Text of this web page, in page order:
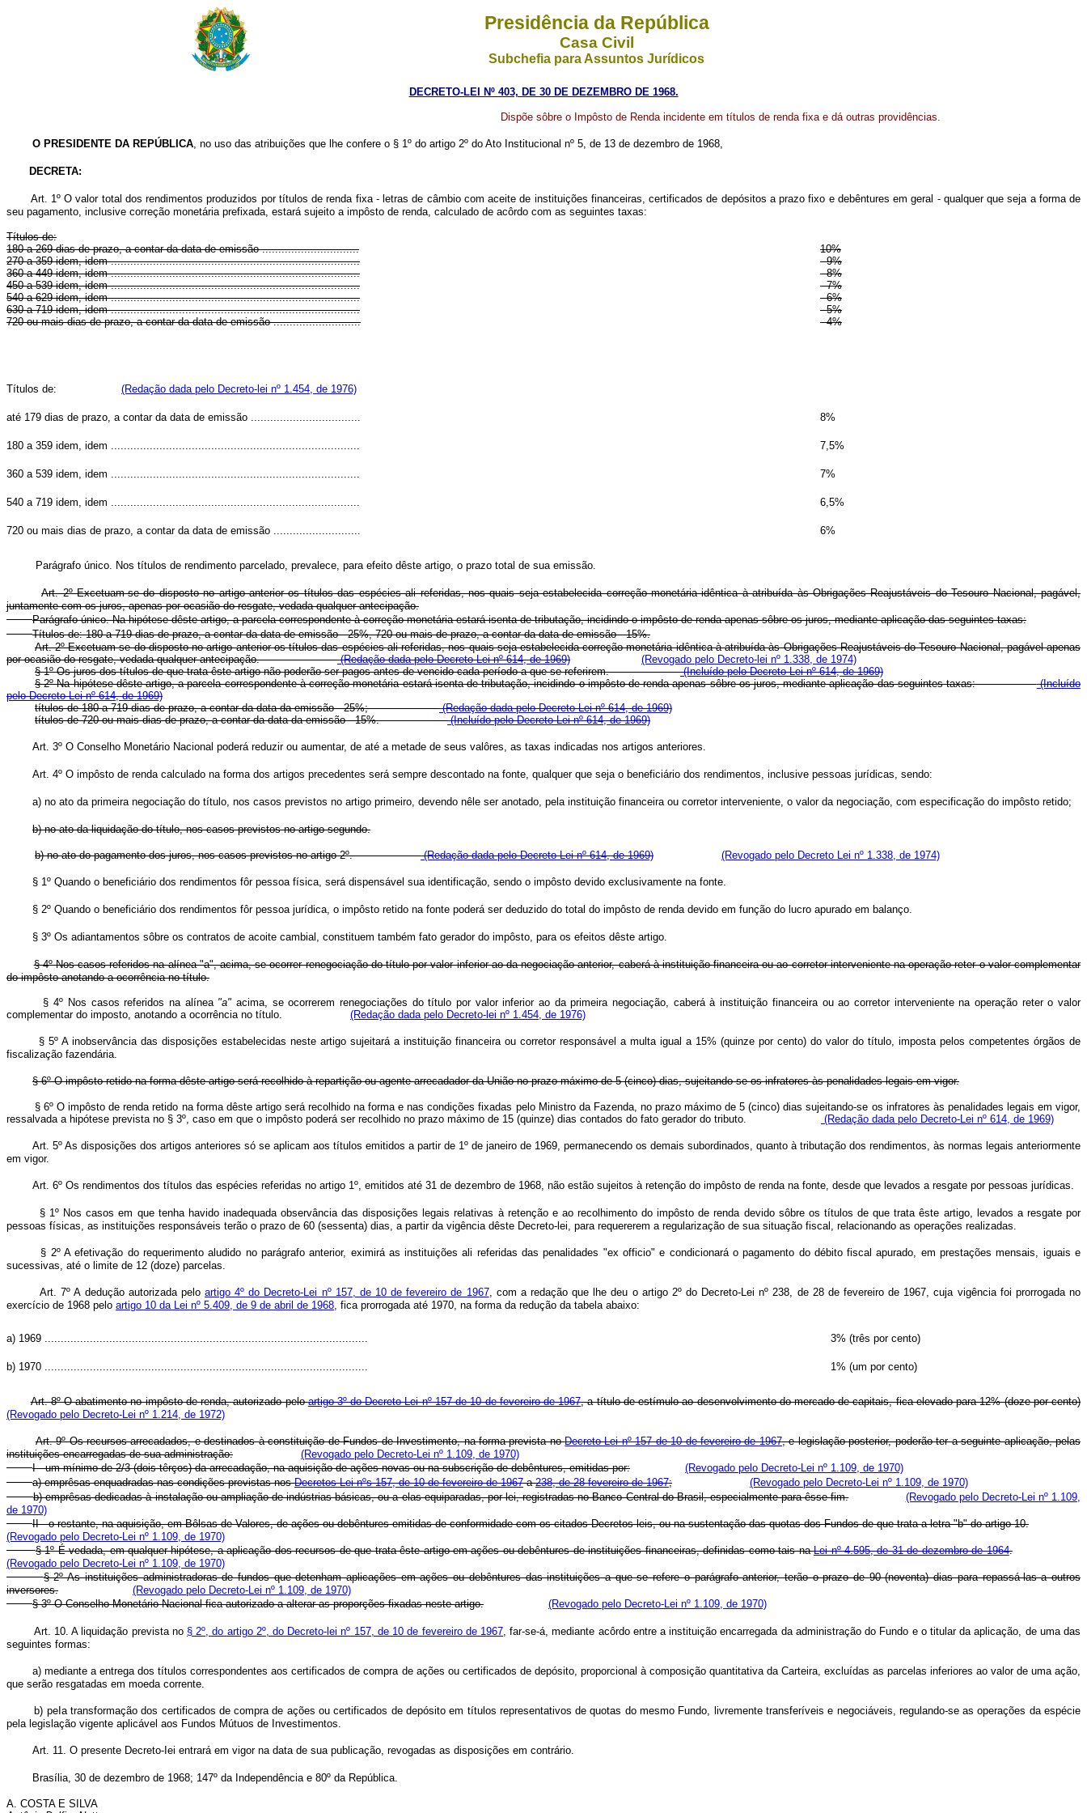
Presidência da República
Casa Civil
Subchefia para Assuntos Jurídicos
DECRETO-LEI Nº 403, DE 30 DE DEZEMBRO DE 1968.
Dispõe sôbre o Impôsto de Renda incidente em títulos de renda fixa e dá outras providências.
O PRESIDENTE DA REPÚBLICA, no uso das atribuições que lhe confere o § 1º do artigo 2º do Ato Institucional nº 5, de 13 de dezembro de 1968,
DECRETA:
Art. 1º O valor total dos rendimentos produzidos por títulos de renda fixa - letras de câmbio com aceite de instituições financeiras, certificados de depósitos a prazo fixo e debêntures em geral - qualquer que seja a forma de
seu pagamento, inclusive correção monetária prefixada, estará sujeito a impôsto de renda, calculado de acôrdo com as seguintes taxas:
Títulos de:
180 a 269 dias de prazo, a contar da data de emissão ..............................
10%
270 a 359 idem, idem .............................................................................
9%
360 a 449 idem, idem .............................................................................
8%
450 a 539 idem, idem .............................................................................
7%
540 a 629 idem, idem .............................................................................
6%
630 a 719 idem, idem .............................................................................
5%
720 ou mais dias de prazo, a contar da data de emissão ...........................
4%
Títulos de: (Redação dada pelo Decreto-lei nº 1.454, de 1976)
até 179 dias de prazo, a contar da data de emissão .................................. 8%
180 a 359 idem, idem ............................................................................. 7,5%
360 a 539 idem, idem ............................................................................. 7%
540 a 719 idem, idem ............................................................................. 6,5%
720 ou mais dias de prazo, a contar da data de emissão ........................... 6%
Parágrafo único. Nos títulos de rendimento parcelado, prevalece, para efeito dêste artigo, o prazo total de sua emissão.
Art. 2º Excetuam-se do disposto no artigo anterior os títulos das espécies ali referidas, nos quais seja estabelecida correção monetária idêntica à atribuída às Obrigações Reajustáveis do Tesouro Nacional, pagável,
juntamente com os juros, apenas por ocasião do resgate, vedada qualquer antecipação.
Parágrafo único. Na hipótese dêste artigo, a parcela correspondente à correção monetária estará isenta de tributação, incidindo o impôsto de renda apenas sôbre os juros, mediante aplicação das seguintes taxas:
Títulos de: 180 a 719 dias de prazo, a contar da data de emissão - 25%, 720 ou mais de prazo, a contar da data de emissão - 15%.
Art. 2º Excetuam-se do disposto no artigo anterior os títulos das espécies ali referidas, nos quais seja estabelecida correção monetária idêntica à atribuída às Obrigações Reajustáveis do Tesouro Nacional, pagável apenas
por ocasião do resgate, vedada qualquer antecipação.(Redação dada pelo Decreto-Lei nº 614, de 1969)
(Revogado pelo Decreto-lei nº 1.338, de 1974)
§ 1º Os juros dos títulos de que trata êste artigo não poderão ser pagos antes de vencido cada período a que se referirem.(Incluído pelo Decreto-Lei nº 614, de 1969)
§ 2º Na hipótese dêste artigo, a parcela correspondente à correção monetária estará isenta de tributação, incidindo o impôsto de renda apenas sôbre os juros, mediante aplicação das seguintes taxas:(Incluído
pelo Decreto-Lei nº 614, de 1969)
títulos de 180 a 719 dias de prazo, a contar da data da emissão - 25%;(Redação dada pelo Decreto-Lei nº 614, de 1969)
títulos de 720 ou mais dias de prazo, a contar da data da emissão - 15%.(Incluído pelo Decreto-Lei nº 614, de 1969)
Art. 3º O Conselho Monetário Nacional poderá reduzir ou aumentar, de até a metade de seus valôres, as taxas indicadas nos artigos anteriores.
Art. 4º O impôsto de renda calculado na forma dos artigos precedentes será sempre descontado na fonte, qualquer que seja o beneficiário dos rendimentos, inclusive pessoas jurídicas, sendo:
a) no ato da primeira negociação do título, nos casos previstos no artigo primeiro, devendo nêle ser anotado, pela instituição financeira ou corretor interveniente, o valor da negociação, com especificação do impôsto retido;
b) no ato da liquidação do título, nos casos previstos no artigo segundo.
b) no ato do pagamento dos juros, nos casos previstos no artigo 2º.(Redação dada pelo Decreto-Lei nº 614, de 1969) (Revogado pelo Decreto Lei nº 1.338, de 1974)
§ 1º Quando o beneficiário dos rendimentos fôr pessoa física, será dispensável sua identificação, sendo o impôsto devido exclusivamente na fonte.
§ 2º Quando o beneficiário dos rendimentos fôr pessoa jurídica, o impôsto retido na fonte poderá ser deduzido do total do impôsto de renda devido em função do lucro apurado em balanço.
§ 3º Os adiantamentos sôbre os contratos de acoite cambial, constituem também fato gerador do impôsto, para os efeitos dêste artigo.
§ 4º Nos casos referidos na alínea "a", acima, se ocorrer renegociação do título por valor inferior ao da negociação anterior, caberá à instituição financeira ou ao corretor interveniente na operação reter o valor complementar
do impôsto anotando a ocorrência no título.
§ 4º Nos casos referidos na alínea "a" acima, se ocorrerem renegociações do título por valor inferior ao da primeira negociação, caberá à instituição financeira ou ao corretor interveniente na operação reter o valor
complementar do imposto, anotando a ocorrência no título. (Redação dada pelo Decreto-lei nº 1.454, de 1976)
§ 5º A inobservância das disposições estabelecidas neste artigo sujeitará a instituição financeira ou corretor responsável a multa igual a 15% (quinze por cento) do valor do título, imposta pelos competentes órgãos de
fiscalização fazendária.
§ 6º O impôsto retido na forma dêste artigo será recolhido à repartição ou agente arrecadador da União no prazo máximo de 5 (cinco) dias, sujeitando-se os infratores às penalidades legais em vigor.
§ 6º O impôsto de renda retido na forma dêste artigo será recolhido na forma e nas condições fixadas pelo Ministro da Fazenda, no prazo máximo de 5 (cinco) dias sujeitando-se os infratores às penalidades legais em vigor,
ressalvada a hipótese prevista no § 3º, caso em que o impôsto poderá ser recolhido no prazo máximo de 15 (quinze) dias contados do fato gerador do tributo.
(Redação dada pelo Decreto-Lei nº 614, de 1969)
Art. 5º As disposições dos artigos anteriores só se aplicam aos títulos emitidos a partir de 1º de janeiro de 1969, permanecendo os demais subordinados, quanto à tributação dos rendimentos, às normas legais anteriormente
em vigor.
Art. 6º Os rendimentos dos títulos das espécies referidas no artigo 1º, emitidos até 31 de dezembro de 1968, não estão sujeitos à retenção do impôsto de renda na fonte, desde que levados a resgate por pessoas jurídicas.
§ 1º Nos casos em que tenha havido inadequada observância das disposições legais relativas à retenção e ao recolhimento do impôsto de renda devido sôbre os títulos de que trata êste artigo, levados a resgate por
pessoas físicas, as instituições responsáveis terão o prazo de 60 (sessenta) dias, a partir da vigência dêste Decreto-lei, para requererem a regularização de sua situação fiscal, relacionando as operações realizadas.
§ 2º A efetivação do requerimento aludido no parágrafo anterior, eximirá as instituições ali referidas das penalidades "ex officio" e condicionará o pagamento do débito fiscal apurado, em prestações mensais, iguais e
sucessivas, até o limite de 12 (doze) parcelas.
Art. 7º A dedução autorizada peloartigo 4º do Decreto-Lei nº 157, de 10 de fevereiro de 1967, com a redação que lhe deu o artigo 2º do Decreto-Lei nº 238, de 28 de fevereiro de 1967, cuja vigência foi prorrogada no
exercício de 1968 pelo artigo 10 da Lei nº 5.409, de 9 de abril de 1968, fica prorrogada até 1970, na forma da redução da tabela abaixo:
a) 1969 .................................................................................................... 3% (três por cento)
b) 1970 .................................................................................................... 1% (um por cento)
Art. 8º O abatimento no impôsto de renda, autorizado peloartigo 3º do Decreto-Lei nº 157 de 10 de fevereiro de 1967, a título de estímulo ao desenvolvimento do mercado de capitais, fica elevado para 12% (doze por cento)
(Revogado pelo Decreto-Lei nº 1.214, de 1972)
Art. 9º Os recursos arrecadados, e destinados à constituição de Fundos de Investimento, na forma prevista noDecreto-Lei nº 157 de 10 de fevereiro de 1967, e legislação posterior, poderão ter a seguinte aplicação, pelas
instituições encarregadas de sua administração:
(Revogado pelo Decreto-Lei nº 1.109, de 1970)
I - um mínimo de 2/3 (dois têrços) da arrecadação, na aquisição de ações novas ou na subscrição de debêntures, emitidas por:
(Revogado pelo Decreto-Lei nº 1.109, de 1970)
a) emprêsas enquadradas nas condições previstas nosDecretos-Lei nºs 157, de 10 de fevereiro de 1967a238, de 28 fevereiro de 1967;
(Revogado pelo Decreto-Lei nº 1.109, de 1970)
b) emprêsas dedicadas à instalação ou ampliação de indústrias básicas, ou a elas equiparadas, por lei, registradas no Banco Central do Brasil, especialmente para êsse fim.
(Revogado pelo Decreto-Lei nº 1.109,
de 1970)
II - o restante, na aquisição, em Bôlsas de Valores, de ações ou debêntures emitidas de conformidade com os citados Decretos-leis, ou na sustentação das quotas dos Fundos de que trata a letra "b" do artigo 10.
(Revogado pelo Decreto-Lei nº 1.109, de 1970)
§ 1º É vedada, em qualquer hipótese, a aplicação dos recursos de que trata êste artigo em ações ou debêntures de instituições financeiras, definidas como tais naLei nº 4.595, de 31 de dezembro de 1964.
(Revogado pelo Decreto-Lei nº 1.109, de 1970)
§ 2º As instituições administradoras de fundos que detenham aplicações em ações ou debêntures das instituições a que se refere o parágrafo anterior, terão o prazo de 90 (noventa) dias para repassá-las a outros
inversores.
(Revogado pelo Decreto-Lei nº 1.109, de 1970)
§ 3º O Conselho Monetário Nacional fica autorizado a alterar as proporções fixadas neste artigo.
(Revogado pelo Decreto-Lei nº 1.109, de 1970)
Art. 10. A liquidação prevista no § 2º, do artigo 2º, do Decreto-lei nº 157, de 10 de fevereiro de 1967, far-se-á, mediante acôrdo entre a instituição encarregada da administração do Fundo e o titular da aplicação, de uma das
seguintes formas:
a) mediante a entrega dos títulos correspondentes aos certificados de compra de ações ou certificados de depósito, proporcional à composição quantitativa da Carteira, excluídas as parcelas inferiores ao valor de uma ação,
que serão resgatadas em moeda corrente.
b) peIa transformação dos certificados de compra de ações ou certificados de depósito em títulos representativos de quotas do mesmo Fundo, livremente transferíveis e negociáveis, regulando-se as operações da espécie
pela legislação vigente aplicável aos Fundos Mútuos de Investimentos.
Art. 11. O presente Decreto-Iei entrará em vigor na data de sua publicação, revogadas as disposições em contrário.
Brasília, 30 de dezembro de 1968; 147º da Independência e 80º da República.
A. COSTA E SILVA